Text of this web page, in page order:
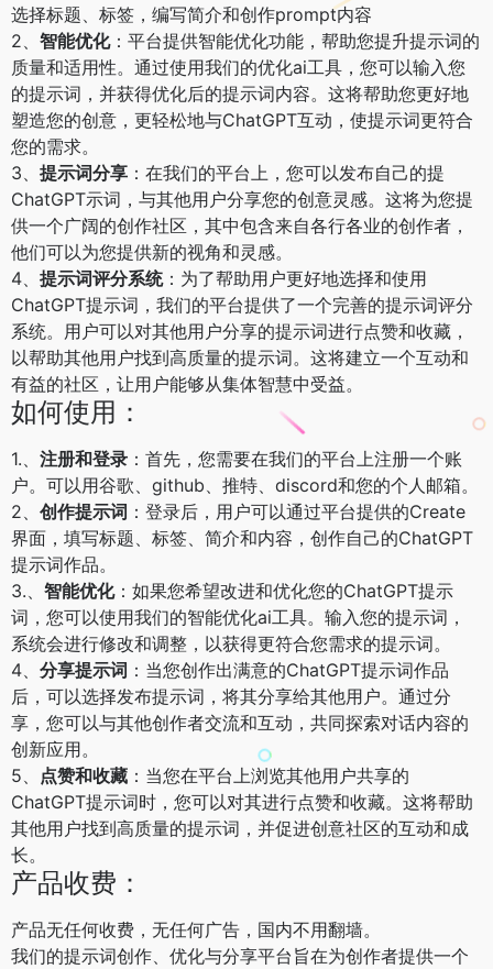
选择标题、标签，编写简介和创作prompt内容
2、 智能优化：平台提供智能优化功能，帮助您提升提示词的
质量和适用性。通过使用我们的优化ai工具，您可以输入您
的提示词，并获得优化后的提示词内容。这将帮助您更好地
塑造您的创意，更轻松地与ChatGPT互动，使提示词更符合
您的需求。
3、 提示词分享 ：在我们的平台上，您可以发布自己的提
ChatGPT示词，与其他用户分享您的创意灵感。这将为您提
供一个广阔的创作社区，其中包含来自各行各业的创作者，
他们可以为您提供新的视角和灵感。
4、 提示词评分系统：为了帮助用户更好地选择和使用
ChatGPT提示词，我们的平台提供了一个完善的提示词评分
系统。用户可以对其他用户分享的提示词进行点赞和收藏，
以帮助其他用户找到高质量的提示词。这将建立一个互动和
有益的社区，让用户能够从集体智慧中受益。
如何使用：
1.、 注册和登录 ：首先，您需要在我们的平台上注册一个账
户。可以用谷歌、github、推特、discord和您的个人邮箱。
2、 创作提示词 ：登录后，用户可以通过平台提供的Create
界面，填写标题、标签、简介和内容，创作自己的ChatGPT
提示词作品。
3.、 智能优化：如果您希望改进和优化您的ChatGPT提示
词，您可以使用我们的智能优化ai工具。输入您的提示词，
系统会进行修改和调整，以获得更符合您需求的提示词。
4、 分享提示词 ：当您创作出满意的ChatGPT提示词作品
后，可以选择发布提示词，将其分享给其他用户。通过分
享，您可以与其他创作者交流和互动，共同探索对话内容的
创新应用。
5、 点赞和收藏 ：当您在平台上浏览其他用户共享的
ChatGPT提示词时，您可以对其进行点赞和收藏。这将帮助
其他用户找到高质量的提示词，并促进创意社区的互动和成
长。
产品收费：
产品无任何收费，无任何广告，国内不用翻墙。
我们的提示词创作、优化与分享平台旨在为创作者提供一个